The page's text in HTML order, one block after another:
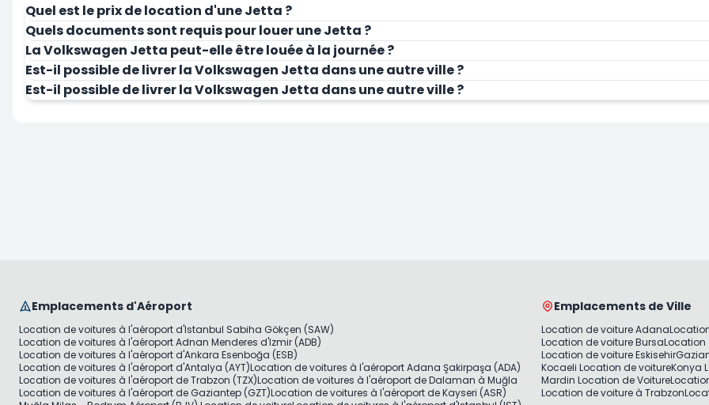
Louer Maintenant Louer Maintenant
Quel est le prix de location d'une Jetta ?
Quels documents sont requis pour louer une Jetta ?
La Volkswagen Jetta peut-elle être louée à la journée ?
Est-il possible de livrer la Volkswagen Jetta dans une autre ville ?
Est-il possible de livrer la Volkswagen Jetta dans une autre ville ?
Emplacements d'Aéroport
Location de voitures à l'aéroport d'Istanbul Sabiha Gökçen (SAW)
Location de voitures à l'aéroport Adnan Menderes d'Izmir (ADB)
Location de voitures à l'aéroport d'Ankara Esenboğa (ESB)
Location de voitures à l'aéroport d'Antalya (AYT)Location de voitures à l'aéroport Adana Şakirpaşa (ADA)
Location de voitures à l'aéroport de Trabzon (TZX)Location de voitures à l'aéroport de Dalaman à Muğla
Location de voitures à l'aéroport de Gaziantep (GZT)Location de voitures à l'aéroport de Kayseri (ASR)
Emplacements de Ville
Location de voiture Adana
Location de voiture BursaLocation
Location de voiture Eskisehir
Kocaeli Location de voitureKonya
Mardin Location de Voiture
Location de voiture à Trabzon